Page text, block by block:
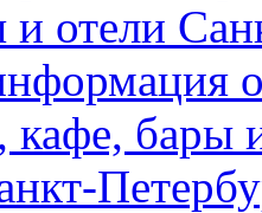
отели
кафе, бары